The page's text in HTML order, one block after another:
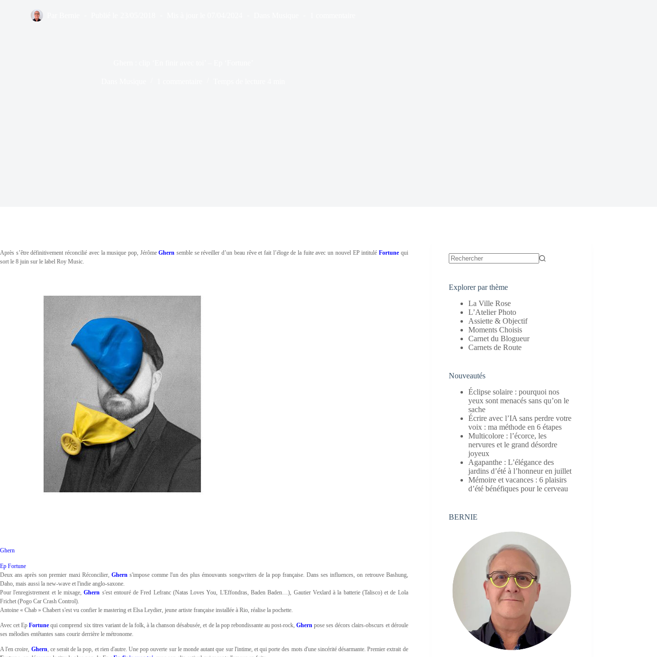
Après s’être définitivement réconcilié avec la musique pop, JérômeGhern semble se réveiller d’un beau rêve et fait l’éloge de la fuite avec un nouvel EP intitulé Fortunequi
sort le 8 juin sur le label Roy Music.
Ghern
Ep Fortune
Deux ans après son premier maxi Réconcilier, Ghern s'impose comme l'un des plus émouvants songwriters de la pop française. Dans ses influences, on retrouve Bashung,
Daho, mais aussi la new-wave et l'indie anglo-saxone.
Pour l'enregistrement et le mixage,Ghern s'est entouré de Fred Lefranc (Natas Loves You, L'Effondras, Baden Baden…), Gautier Vexlard à la batterie (Talisco) et de Lola
Frichet (Pogo Car Crash Control).
Antoine « Chab » Chabert s'est vu confier le mastering et Elsa Leydier, jeune artiste française installée à Rio, réalise la pochette.
Avec cet EpFortune qui comprend six titres variant de la folk, à la chanson désabusée, et de la pop rebondissante au post-rock,Ghern pose ses décors clairs-obscurs et déroule
ses mélodies entêtantes sans courir derrière le métronome.
A l'en croire, Ghern, ce serait de la pop, et rien d'autre. Une pop ouverte sur le monde autant que sur l'intime, et qui porte des mots d'une sincérité désarmante. Premier extrait de
Explorer par thème
La Ville Rose
L’Atelier Photo
Assiette & Objectif
Moments Choisis
Carnet du Blogueur
Carnets de Route
Nouveautés
Éclipse solaire : pourquoi nos
yeux sont menacés sans qu’on le
sache
Écrire avec l’IA sans perdre votre
voix : ma méthode en 6 étapes
Multicolore : l’écorce, les
nervures et le grand désordre
joyeux
Agapanthe : L’élégance des
jardins d’été à l’honneur en juillet
Mémoire et vacances : 6 plaisirs
d’été bénéfiques pour le cerveau
BERNIE